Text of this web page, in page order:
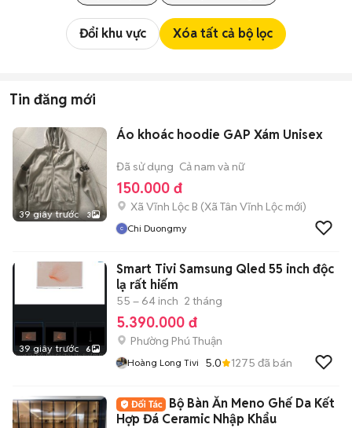
Đổi khu vực Xóa tất cả bộ lọc
Tin đăng mới
39 giây trước 3
Áo khoác hoodie GAP Xám Unisex
Đã sử dụng Cả nam và nữ
150.000 đ
Xã Vĩnh Lộc B (Xã Tân Vĩnh Lộc mới)
Chi Duongmy
39 giây trước 6
Smart Tivi Samsung Qled 55 inch độc
lạ rất hiếm
55 – 64 inch 2 tháng
5.390.000 đ
Phường Phú Thuận
Hoàng Long Tivi 5.0 1275 đã bán
Bộ Bàn Ăn Meno Ghế Da Kết
Hợp Đá Ceramic Nhập Khẩu